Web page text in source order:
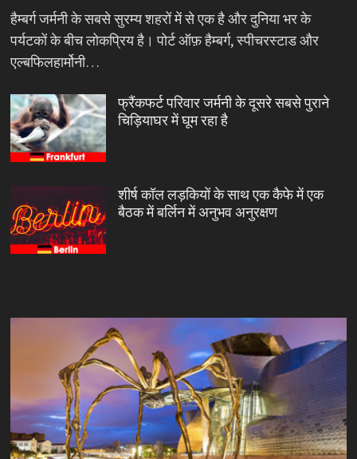
हैम्बर्ग जर्मनी के सबसे सुरम्य शहरों में से एक है और दुनिया भर के
पर्यटकों के बीच लोकप्रिय है। पोर्ट ऑफ़ हैम्बर्ग, स्पीचरस्टाड और
एल्बफिलहार्मोनी…
फ्रैंकफर्ट परिवार जर्मनी के दूसरे सबसे पुराने
चिड़ियाघर में घूम रहा है
शीर्ष कॉल लड़कियों के साथ एक कैफे में एक
बैठक में बर्लिन में अनुभव अनुरक्षण